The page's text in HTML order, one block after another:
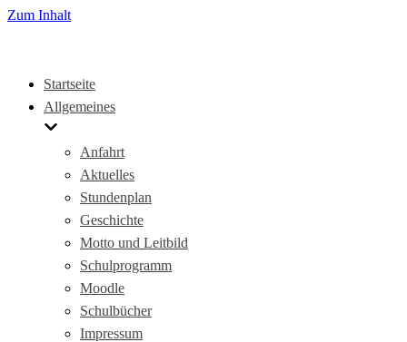
Zum Inhalt
Startseite
Allgemeines
Anfahrt
Aktuelles
Stundenplan
Geschichte
Motto und Leitbild
Schulprogramm
Moodle
Schulbücher
Impressum